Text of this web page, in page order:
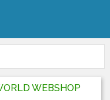
WEBSHOP